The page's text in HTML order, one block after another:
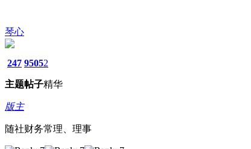
琴心
247
主题
9505
帖子
2
精华
版主
随社财务常理、理事